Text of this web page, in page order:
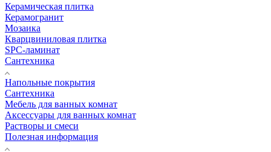
Керамическая плитка
Керамогранит
Мозаика
Кварцвиниловая плитка
SPC-ламинат
Сантехника
Напольные покрытия
Сантехника
Мебель для ванных комнат
Аксессуары для ванных комнат
Растворы и смеси
Полезная информация